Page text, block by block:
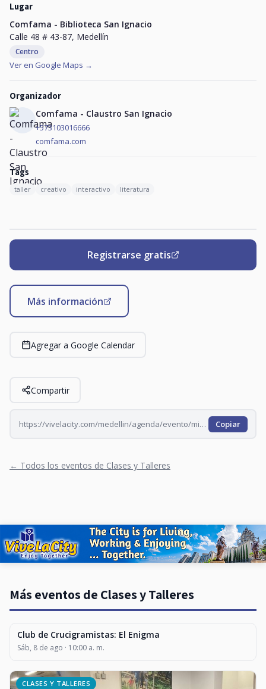
Lugar
Comfama - Biblioteca San Ignacio
Calle 48 # 43-87, Medellín
Centro
Ver en Google Maps →
Organizador
Comfama - Claustro San Ignacio
+573103016666
comfama.com
Tags
taller creativo interactivo literatura
Registrarse gratis
Más información
Agregar a Google Calendar
Compartir
https://vivelacity.com/medellin/agenda/evento/minerva-taller-editorial-2026-09-04 Copiar
← Todos los eventos de Clases y Talleres
Más eventos de Clases y Talleres
CLASES Y TALLERES
Club de Crucigramistas: El Enigma
Sáb, 8 de ago · 10:00 a. m.
CLASES Y TALLERES